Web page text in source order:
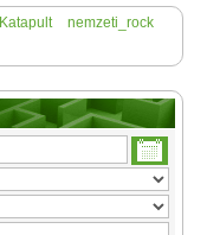
Katapult nemzeti_rock